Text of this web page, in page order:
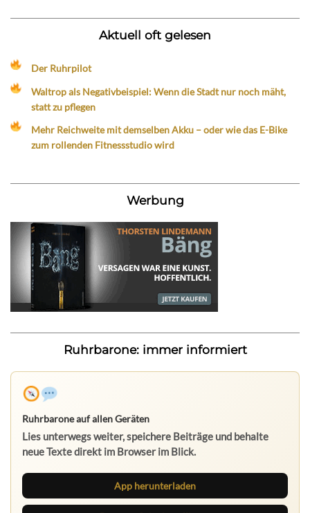
Aktuell oft gelesen
Der Ruhrpilot
Waltrop als Negativbeispiel: Wenn die Stadt nur noch mäht,
statt zu pflegen
Mehr Reichweite mit demselben Akku – oder wie das E-Bike
zum rollenden Fitnessstudio wird
Werbung
Ruhrbarone: immer informiert
Ruhrbarone auf allen Geräten
Lies unterwegs weiter, speichere Beiträge und behalte
neue Texte direkt im Browser im Blick.
App herunterladen